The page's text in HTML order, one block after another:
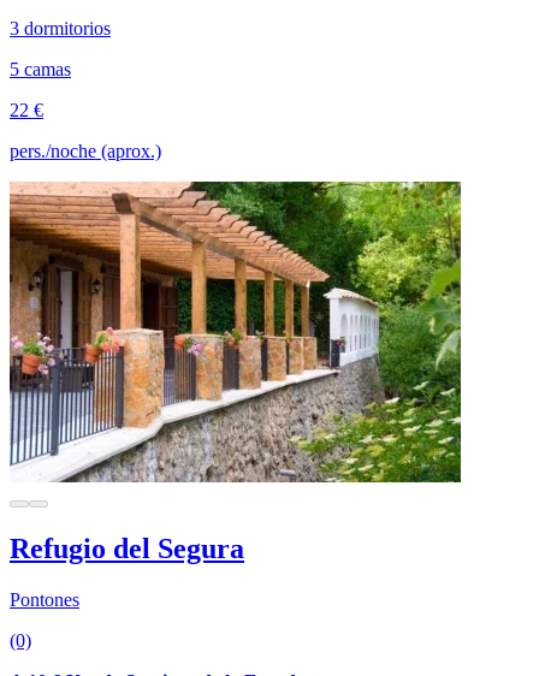
3 dormitorios
5 camas
22 €
pers./noche (aprox.)
Refugio del Segura
Pontones
(0)